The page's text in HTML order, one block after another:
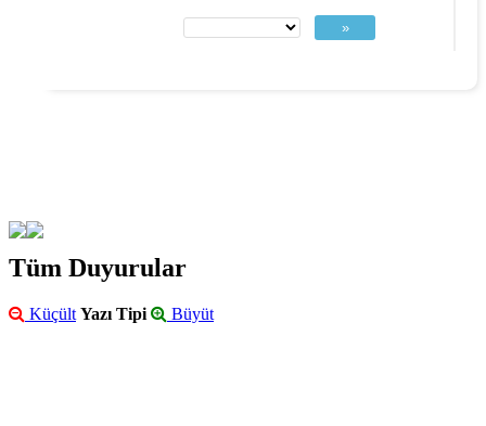
»
Tüm Duyurular
Küçült Yazı Tipi Büyüt